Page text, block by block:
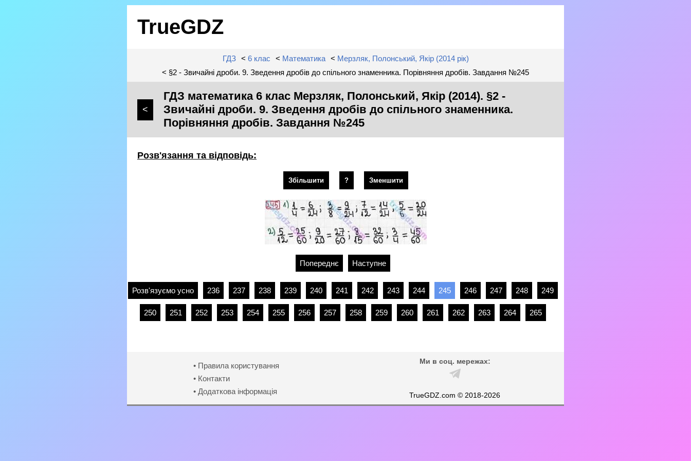
TrueGDZ
ГДЗ < 6 клас < Математика < Мерзляк, Полонський, Якір (2014 рік)
< §2 - Звичайні дроби. 9. Зведення дробів до спільного знаменника. Порівняння дробів. Завдання №245
<
ГДЗ математика 6 клас Мерзляк, Полонський, Якір (2014). §2 -
Звичайні дроби. 9. Зведення дробів до спільного знаменника.
Порівняння дробів. Завдання №245
Розв'язання та відповідь:
Збільшити ? Зменшити
Попереднє Наступне
Розв'язуємо усно 236 237 238 239 240 241 242 243 244 245 246 247 248 249
250 251 252 253 254 255 256 257 258 259 260 261 262 263 264 265
• Правила користування
• Контакти
• Додаткова інформація
Ми в соц. мережах:
TrueGDZ.com © 2018-2026